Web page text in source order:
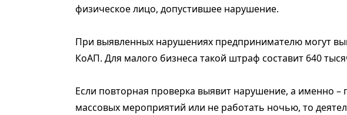
физическое лицо, допустившее нарушение.
При выявленных нарушениях предпринимателю могут
КоАП. Для малого бизнеса такой штраф составит 640
Если повторная проверка выявит нарушение, а именно –
массовых мероприятий или не работать ночью, то